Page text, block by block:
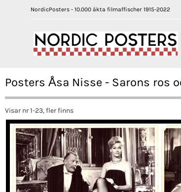
NordicPosters - 10.000 äkta filmaffischer 1915-2022
Posters Åsa Nisse - Sarons ros
Visar nr 1-23, fler finns